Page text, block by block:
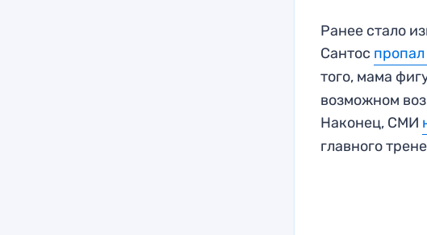
Ранее стало
Сантос пропал
того, мама
возможном
Наконец, СМИ
главного